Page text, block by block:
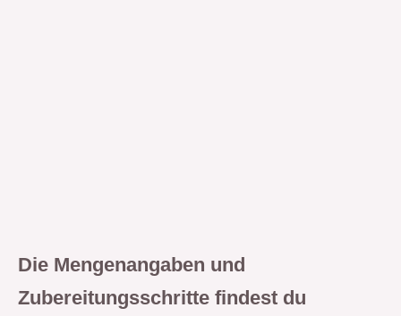
Die Mengenangaben und
Zubereitungsschritte findest du